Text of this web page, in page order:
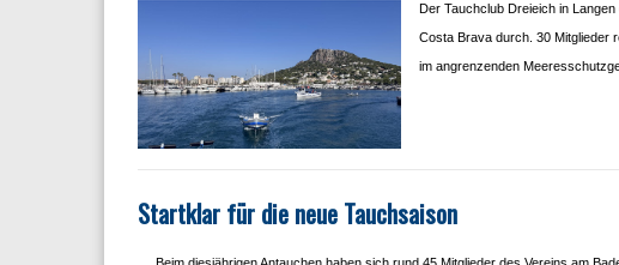
Der Tauchclub Dreieich in
Costa Brava durch. 30 Mitglieder
im angrenzenden
Startklar für die neue Tauchsaison